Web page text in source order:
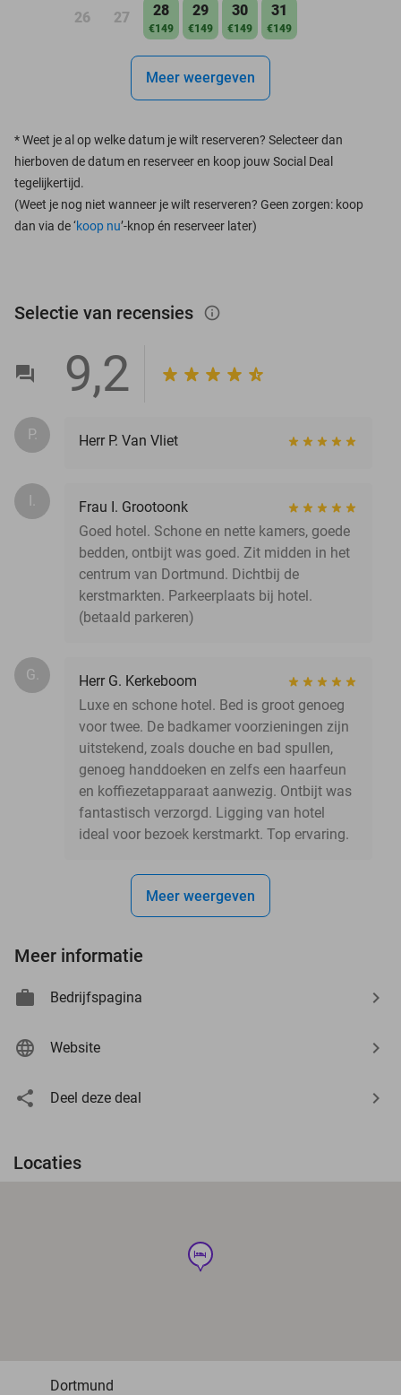
26 27 28
€149
29
€149
30
€149
31
€149
Meer weergeven
*Weet je al op welke datum je wilt reserveren? Selecteer dan
hierboven de datum en reserveer en koop jouw Social Deal
tegelijkertijd.
(Weet je nog niet wanneer je wilt reserveren? Geen zorgen: koop
dan via de ‘koop nu’-knop én reserveer later)
Selectie van recensies info_outlined
9,2
P. Herr P. Van Vliet
I.
Frau I. Grootoonk
Goed hotel. Schone en nette kamers, goede
bedden, ontbijt was goed. Zit midden in het
centrum van Dortmund. Dichtbij de
kerstmarkten. Parkeerplaats bij hotel.
(betaald parkeren)
G.
Herr G. Kerkeboom
Luxe en schone hotel. Bed is groot genoeg
voor twee. De badkamer voorzieningen zijn
uitstekend, zoals douche en bad spullen,
genoeg handdoeken en zelfs een haarfeun
en koffiezetapparaat aanwezig. Ontbijt was
fantastisch verzorgd. Ligging van hotel
ideal voor bezoek kerstmarkt. Top ervaring.
Meer weergeven
Meer informatie
Bedrijfspagina
Website
Deel deze deal
Locaties
hotel
Dortmund